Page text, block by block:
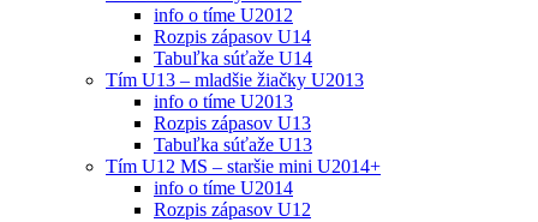
info o tíme U2012
Rozpis zápasov U14
Tabuľka súťaže U14
Tím U13 – mladšie žiačky U2013
info o tíme U2013
Rozpis zápasov U13
Tabuľka súťaže U13
Tím U12 MS – staršie mini U2014+
info o tíme U2014
Rozpis zápasov U12